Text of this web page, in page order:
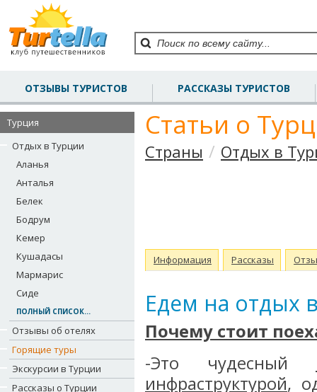
ОТЗЫВЫ ТУРИСТОВ РАССКАЗЫ ТУРИСТОВ
Турция
Отдых в Турции
Аланья
Анталья
Белек
Бодрум
Кемер
Кушадасы
Мармарис
Сиде
ПОЛНЫЙ СПИСОК...
Отзывы об отелях
Горящие туры
Экскурсии в Турции
Рассказы о Турции
Статьи о
Страны / Отдых в
Информация Рассказы
Едем на отдых
Почему стоит
-Это чудесный
инфраструктурой,